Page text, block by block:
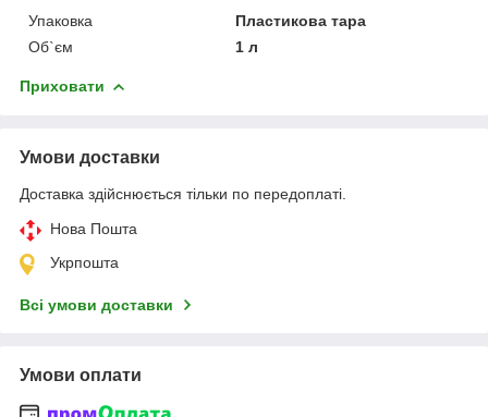
Упаковка
Пластикова тара
Об`єм
1 л
Приховати
Умови доставки
Доставка здійснюється тільки по передоплаті.
Нова Пошта
Укрпошта
Всі умови доставки
Умови оплати